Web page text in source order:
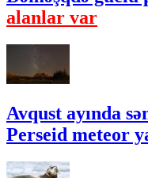
alanlar var
Avqust ayında
Perseid meteor